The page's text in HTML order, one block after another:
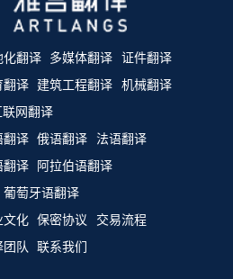
化翻译 多媒体翻译 证件翻译
翻译 建筑工程翻译 机械翻译
联网翻译
翻译 俄语翻译
法语翻译
翻译 阿拉伯语翻译
葡萄牙语翻译
文化 保密协议
交易流程
队
联系我们